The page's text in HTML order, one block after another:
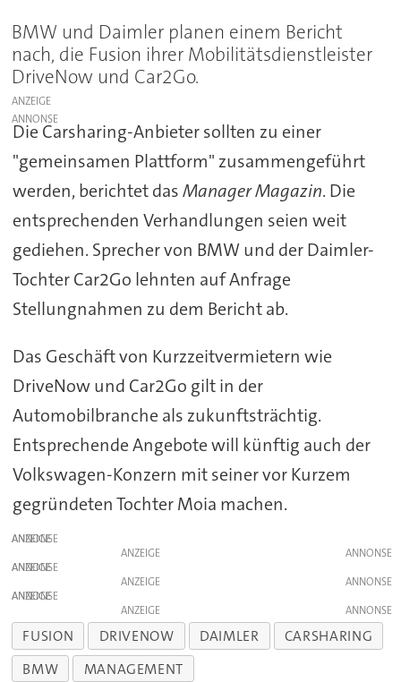
BMW und Daimler planen einem Bericht
nach, die Fusion ihrer Mobilitätsdienstleister
DriveNow und Car2Go.
ANZEIGE
Die Carsharing-Anbieter sollten zu einer
"gemeinsamen Plattform" zusammengeführt
werden, berichtet dasManager Magazin. Die
entsprechenden Verhandlungen seien weit
gediehen. Sprecher von BMW und der Daimler-
Tochter Car2Go lehnten auf Anfrage
Stellungnahmen zu dem Bericht ab.
Das Geschäft von Kurzzeitvermietern wie
DriveNow und Car2Go gilt in der
Automobilbranche als zukunftsträchtig.
Entsprechende Angebote will künftig auch der
Volkswagen-Konzern mit seiner vor Kurzem
gegründeten Tochter Moia machen.
ANZEIGE
ANZEIGE
ANZEIGE
ANZEIGE
ANZEIGE
ANZEIGE
FUSION DRIVENOW DAIMLER
CARSHARING
BMW
MANAGEMENT